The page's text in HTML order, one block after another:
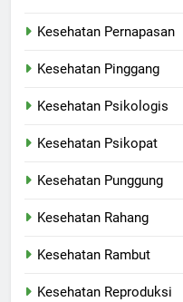
Kesehatan Pernapasan
Kesehatan Pinggang
Kesehatan Psikologis
Kesehatan Psikopat
Kesehatan Punggung
Kesehatan Rahang
Kesehatan Rambut
Kesehatan Reproduksi